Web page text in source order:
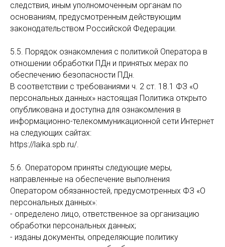
следствия, иным уполномоченным органам по
основаниям, предусмотренным действующим
законодательством Российской Федерации.
5.5. Порядок ознакомления с политикой Оператора в
отношении обработки ПДн и принятых мерах по
обеспечению безопасности ПДн.
В соответствии с требованиями ч. 2 ст. 18.1 ФЗ «О
персональных данных» настоящая Политика открыто
опубликована и доступна для ознакомления в
информационно-телекоммуникационной сети Интернет
на следующих сайтах:
https://laika.spb.ru/.
5.6. Оператором приняты следующие меры,
направленные на обеспечение выполнения
Оператором обязанностей, предусмотренных ФЗ «О
персональных данных»:
- определено лицо, ответственное за организацию
обработки персональных данных;
- изданы документы, определяющие политику